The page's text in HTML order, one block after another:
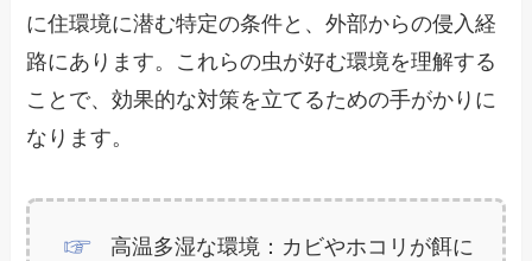
に住環境に潜む特定の条件と、外部からの侵入経
路にあります。これらの虫が好む環境を理解する
ことで、効果的な対策を立てるための手がかりに
なります。
高温多湿な環境：カビやホコリが餌に